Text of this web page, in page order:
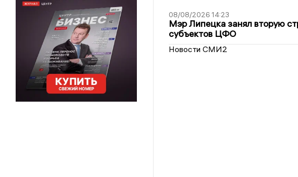
08/08/2026 14:23
Мэр Липецка занял вторую
субъектов ЦФО
Новости СМИ2